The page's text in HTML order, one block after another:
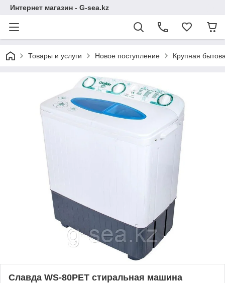
Интернет магазин - G-sea.kz
Товары и услуги Новое поступление Крупная
Славда WS-80PET стиральная машина